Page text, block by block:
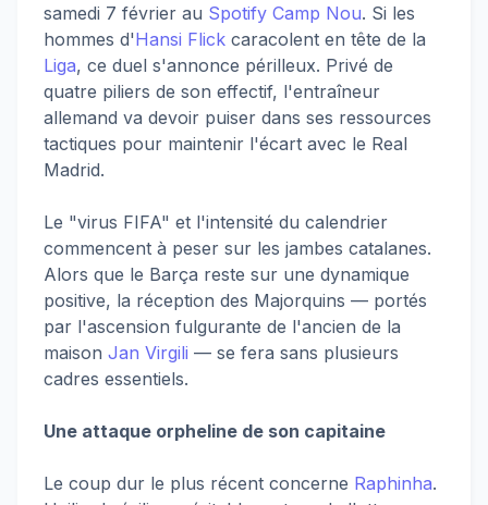
samedi 7 février au Spotify Camp Nou. Si les
hommes d'Hansi Flick caracolent en tête de la
Liga, ce duel s'annonce périlleux. Privé de
quatre piliers de son effectif, l'entraîneur
allemand va devoir puiser dans ses ressources
tactiques pour maintenir l'écart avec le Real
Madrid.
Le "virus FIFA" et l'intensité du calendrier
commencent à peser sur les jambes catalanes.
Alors que le Barça reste sur une dynamique
positive, la réception des Majorquins — portés
par l'ascension fulgurante de l'ancien de la
maison Jan Virgili — se fera sans plusieurs
cadres essentiels.
Une attaque orpheline de son capitaine
Le coup dur le plus récent concerne Raphinha.